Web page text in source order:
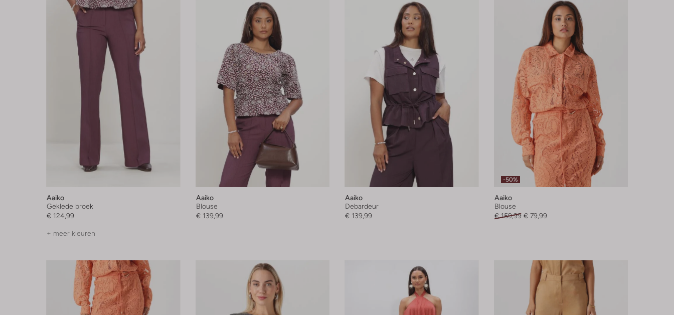
Aaiko
Geklede broek
€ 124,99
+ meer kleuren
Aaiko
Blouse
€ 139,99
Aaiko
Debardeur
€ 139,99
-50%
Aaiko
Blouse
€ 159,99 € 79,99